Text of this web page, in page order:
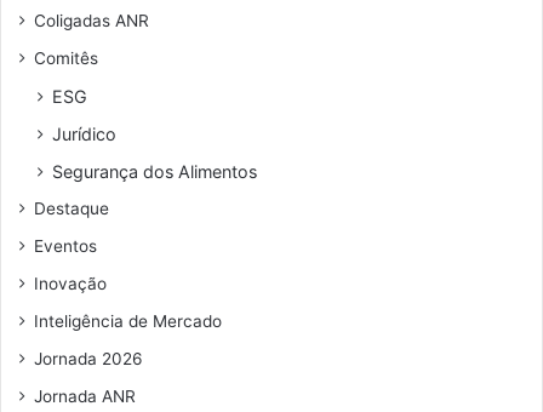
n
e
e
e
a
i
Coligadas ANR
Comitês
ESG
Jurídico
Segurança dos Alimentos
Destaque
Eventos
Inovação
Inteligência de Mercado
Jornada 2026
Jornada ANR